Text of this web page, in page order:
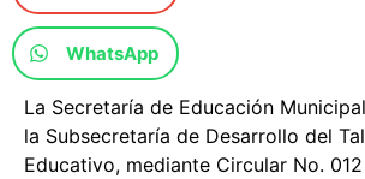
WhatsApp
La Secretaría de Educación
la Subsecretaría de Desarrollo del
Educativo, mediante Circular No.